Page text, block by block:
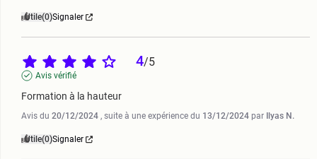
Utile(0)Signaler
4/5
Avis vérifié
Formation à la hauteur
Avis du 20/12/2024 , suite à une expérience du 13/12/2024 par Ilyas N.
Utile(0)Signaler